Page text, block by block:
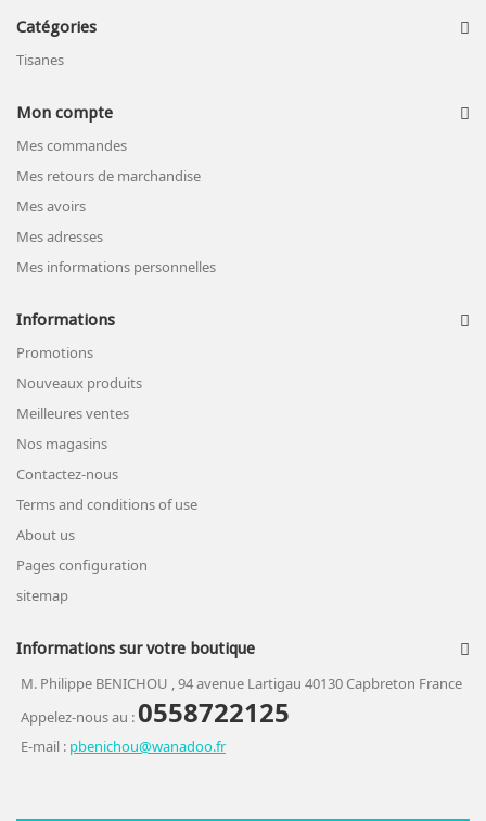
Catégories
Tisanes
Mon compte
Mes commandes
Mes retours de marchandise
Mes avoirs
Mes adresses
Mes informations personnelles
Informations
Promotions
Nouveaux produits
Meilleures ventes
Nos magasins
Contactez-nous
Terms and conditions of use
About us
Pages configuration
sitemap
Informations sur votre boutique
M. Philippe BENICHOU , 94 avenue Lartigau 40130 Capbreton France
Appelez-nous au :0558722125
E-mail : pbenichou@wanadoo.fr